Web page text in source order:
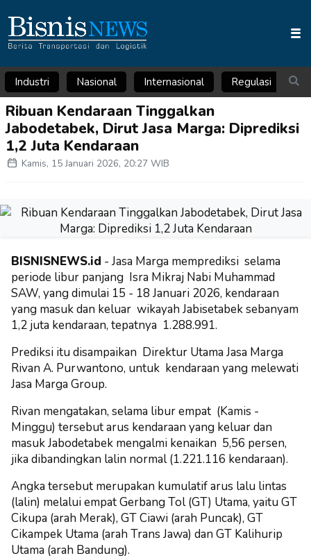
Industri Nasional Internasional Regulasi
Ribuan Kendaraan Tinggalkan
Jabodetabek, Dirut Jasa Marga: Diprediksi
1,2 Juta Kendaraan
Kamis, 15 Januari 2026, 20:27 WIB
BISNISNEWS.id - Jasa Marga memprediksi selama
periode libur panjang Isra Mikraj Nabi Muhammad
SAW, yang dimulai 15 - 18 Januari 2026, kendaraan
yang masuk dan keluar wikayah Jabisetabek sebanyam
1,2 juta kendaraan, tepatnya 1.288.991.
Prediksi itu disampaikan Direktur Utama Jasa Marga
Rivan A. Purwantono, untuk kendaraan yang melewati
Jasa Marga Group.
Rivan mengatakan, selama libur empat (Kamis -
Minggu) tersebut arus kendaraan yang keluar dan
masuk Jabodetabek mengalmi kenaikan 5,56 persen,
jika dibandingkan lalin normal (1.221.116 kendaraan).
Angka tersebut merupakan kumulatif arus lalu lintas
(lalin) melalui empat Gerbang Tol (GT) Utama, yaitu GT
Cikupa (arah Merak), GT Ciawi (arah Puncak), GT
Cikampek Utama (arah Trans Jawa) dan GT Kalihurip
Utama (arah Bandung).